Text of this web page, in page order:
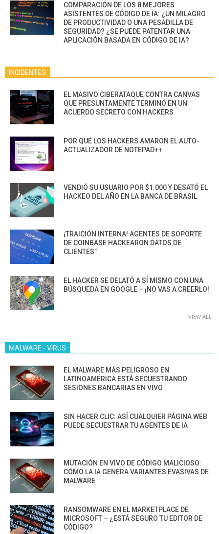
COMPARACIÓN DE LOS 8 MEJORES
ASISTENTES DE CÓDIGO DE IA: ¿UN MILAGRO
DE PRODUCTIVIDAD O UNA PESADILLA DE
SEGURIDAD? ¿SE PUEDE PATENTAR UNA
APLICACIÓN BASADA EN CÓDIGO DE IA?
INCIDENTES
EL MASIVO CIBERATAQUE CONTRA CANVAS
QUE PRESUNTAMENTE TERMINÓ EN UN
ACUERDO SECRETO CON HACKERS
POR QUÉ LOS HACKERS AMARON EL AUTO-
ACTUALIZADOR DE NOTEPAD++
VENDIÓ SU USUARIO POR $1.000 Y DESATÓ EL
HACKEO DEL AÑO EN LA BANCA DE BRASIL
¡TRAICIÓN INTERNA! AGENTES DE SOPORTE
DE COINBASE HACKEARON DATOS DE
CLIENTES”
EL HACKER SE DELATÓ A SÍ MISMO CON UNA
BÚSQUEDA EN GOOGLE – ¡NO VAS A CREERLO!
VIEW ALL
MALWARE - VIRUS
EL MALWARE MÁS PELIGROSO EN
LATINOAMÉRICA ESTÁ SECUESTRANDO
SESIONES BANCARIAS EN VIVO
SIN HACER CLIC: ASÍ CUALQUIER PÁGINA WEB
PUEDE SECUESTRAR TU AGENTES DE IA
MUTACIÓN EN VIVO DE CÓDIGO MALICIOSO:
CÓMO LA IA GENERA VARIANTES EVASIVAS DE
MALWARE
RANSOMWARE EN EL MARKETPLACE DE
MICROSOFT – ¿ESTÁ SEGURO TU EDITOR DE
CÓDIGO?